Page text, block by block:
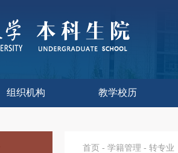
组织机构 教学校历
首页 - 学籍管理 - 转专业